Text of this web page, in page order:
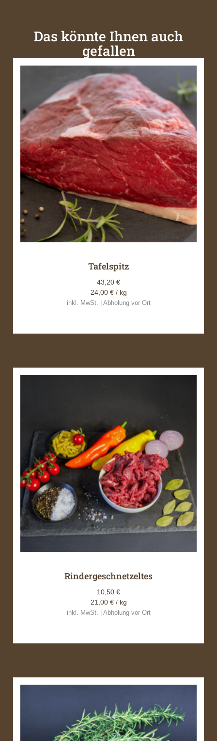
Das könnte Ihnen auch
gefallen
Tafelspitz
43,20 €
24,00 €/ kg
inkl. MwSt. | Abholung vor Ort
Rindergeschnetzeltes
10,50 €
21,00 €/ kg
inkl. MwSt. | Abholung vor Ort